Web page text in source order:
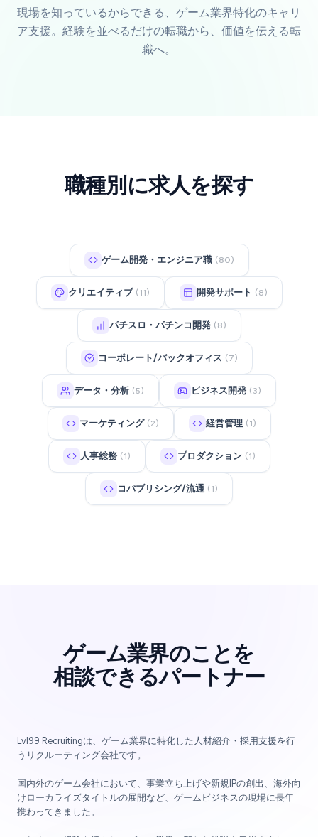
現場を知っているからできる、ゲーム業界特化のキャリ
ア支援。経験を並べるだけの転職から、価値を伝える転
職へ。
職種別に求人を探す
ゲーム開発・エンジニア職 (80)
クリエイティブ (11) 開発サポート (8)
パチスロ・パチンコ開発 (8)
コーポレート/バックオフィス (7)
データ・分析 (5) ビジネス開発 (3)
マーケティング (2) 経営管理 (1)
人事総務 (1) プロダクション (1)
コパブリシング/流通 (1)
ゲーム業界のことを
相談できるパートナー
Lvl99 Recruitingは、ゲーム業界に特化した人材紹介・採用支援を行
うリクルーティング会社です。
国内外のゲーム会社において、事業立ち上げや新規IPの創出、海外向
けローカライズタイトルの展開など、ゲームビジネスの現場に長年
携わってきました。